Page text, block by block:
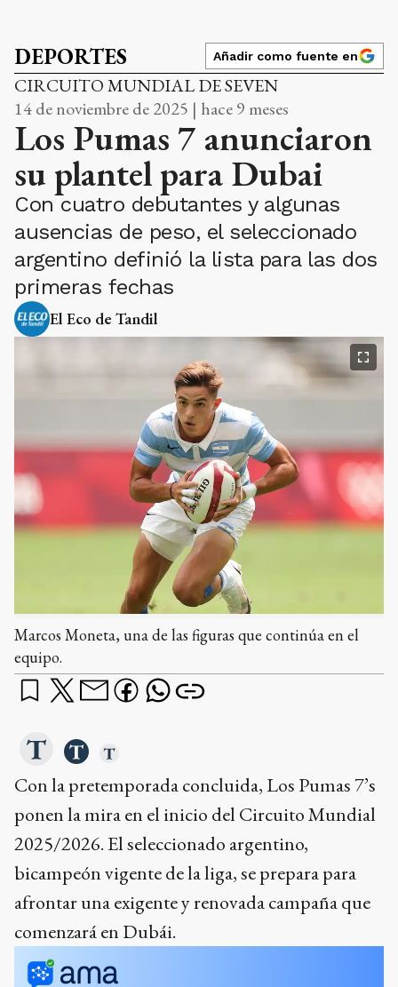
DEPORTES Añadir como fuente en
CIRCUITO MUNDIAL DE SEVEN
14 de noviembre de 2025 | hace 9 meses
Los Pumas 7 anunciaron
su plantel para Dubai
Con cuatro debutantes y algunas
ausencias de peso, el seleccionado
argentino definió la lista para las dos
primeras fechas
El Eco de Tandil
Marcos Moneta, una de las figuras que continúa en el
equipo.
Con la pretemporada concluida, Los Pumas 7’s
ponen la mira en el inicio del Circuito Mundial
2025/2026. El seleccionado argentino,
bicampeón vigente de la liga, se prepara para
afrontar una exigente y renovada campaña que
comenzará en Dubái.